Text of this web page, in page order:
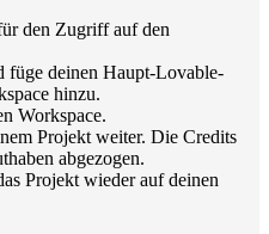
den Zugriff auf den
füge deinen Haupt-Lovable-
hinzu.
Workspace.
Projekt weiter. Die Credits
abgezogen.
Projekt wieder auf deinen